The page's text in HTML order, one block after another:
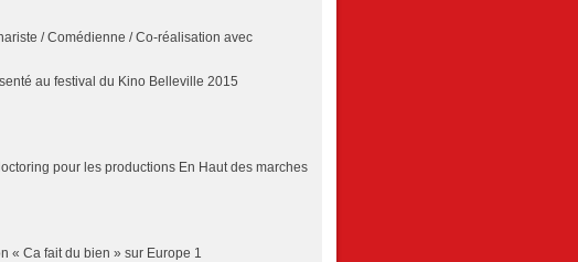
/ Comédienne / Co-réalisation avec
du Kino Belleville 2015
pour les productions En Haut des marches
« Ca fait du bien » sur Europe 1